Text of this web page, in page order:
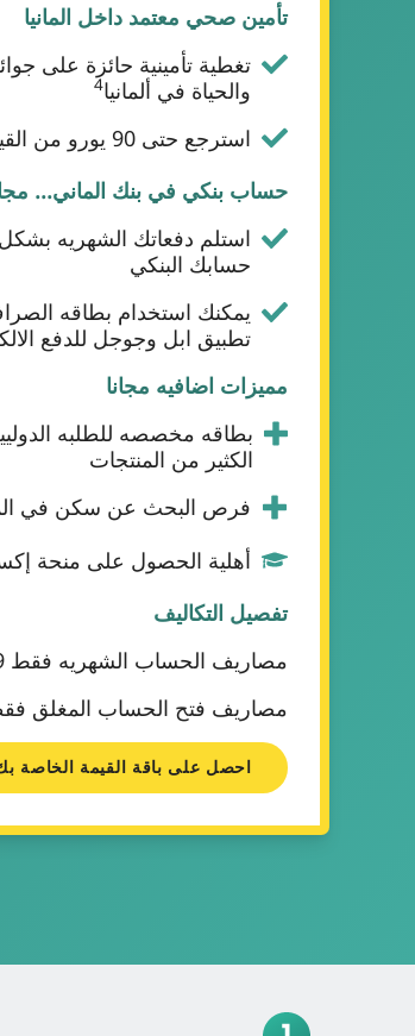
تأمين صحي معتمد داخل المانيا
تغطية تأمينية حائزة على
والحياة في ألمانيا4
استرجع حتى 90 يورو من القيمه المدفوعه للتامين الصحي
حساب بنكي في بنك الماني...
استلم دفعاتك الشهريه
حسابك البنكي
يمكنك استخدام بطاقه
تطبيق ابل وجوجل للدفع
مميزات اضافيه مجانا
بطاقه مخصصه للطلبه
الكثير من المنتجات
فرص البحث عن سكن في
أهلية الحصول على منحة
تفصيل التكاليف
مصاريف الحساب الشهريه فقط 9 يورو
مصاريف فتح الحساب المغلق فقطفقط
احصل على باقة القيمة الخاصة